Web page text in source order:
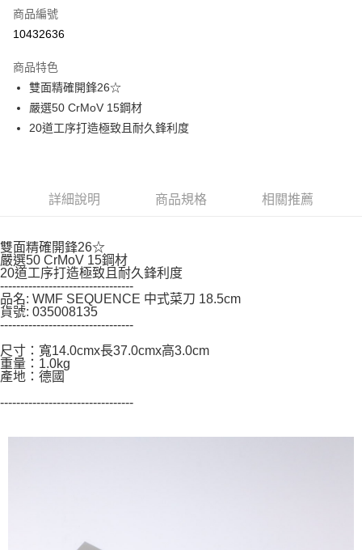
台灣樂天信用卡公司
便利好安心！
１．簡單：不需註冊會員、不需綁卡、不需儲值。
２．便利：只要手機號碼，簡訊認證，即可結帳。
【「AFTEE先享後付」結帳流程】
１．於結帳方式選擇「AFTEE先享後付」後，將跳轉至「AFTEE先享後付」
結帳頁面，進行簡訊認證並確認金額後，即可完成結帳。
２．訂單成立數日內，您將收到繳費通知簡訊。
後付繳納相關費用。
客戶支援中心」https://netprotections.freshdesk.com/support/home
【注意事項】
易，需依本服務之必要範圍內提供個人資料，並將交易相關給付款項請求債
權轉讓予恩沛科技股份有限公司。
２．關於個人資料處理事宜，請瀏覽以下網址：
https://aftee.tw/terms/#terms3
３．未成年的使用者請事先徵得法定代理人或監護人之同意方可使用
「AFTEE先享後付」，若未經同意申辦者引起之損失，本公司不負相關責
任。
運送方式
商品編號
10432636
商品特色
雙面精確開鋒26☆
嚴選50 CrMoV 15鋼材
20道工序打造極致且耐久鋒利度
詳細說明 商品規格 相關推薦
雙面精確開鋒26☆
嚴選50 CrMoV 15鋼材
20道工序打造極致且耐久鋒利度
---------------------------------
品名: WMF SEQUENCE 中式菜刀 18.5cm
貨號: 035008135
---------------------------------
尺寸：寬14.0cmx長37.0cmx高3.0cm
重量：1.0kg
產地：德國
---------------------------------